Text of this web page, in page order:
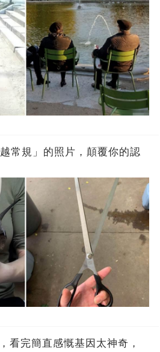
常規」的照片，顛覆你的認
看完簡直感慨基因太神奇，